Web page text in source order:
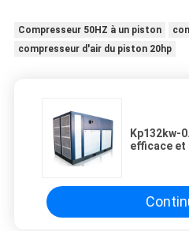
Compresseur 50HZ à un piston
compresseur d'air du piston 20hp
Kp132kw-
efficace et